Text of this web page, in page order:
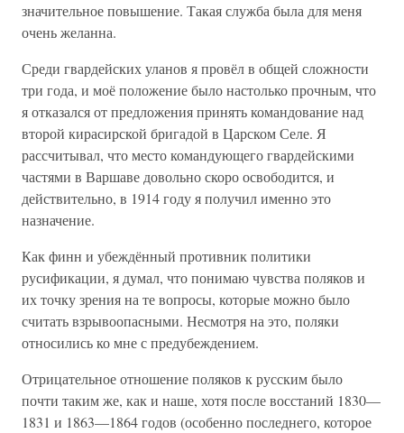
значительное повышение. Такая служба была для меня
очень желанна.
Среди гвардейских уланов я провёл в общей сложности
три года, и моё положение было настолько прочным, что
я отказался от предложения принять командование над
второй кирасирской бригадой в Царском Селе. Я
рассчитывал, что место командующего гвардейскими
частями в Варшаве довольно скоро освободится, и
действительно, в 1914 году я получил именно это
назначение.
Как финн и убеждённый противник политики
русификации, я думал, что понимаю чувства поляков и
их точку зрения на те вопросы, которые можно было
считать взрывоопасными. Несмотря на это, поляки
относились ко мне с предубеждением.
Отрицательное отношение поляков к русским было
почти таким же, как и наше, хотя после восстаний 1830—
1831 и 1863—1864 годов (особенно последнего, которое